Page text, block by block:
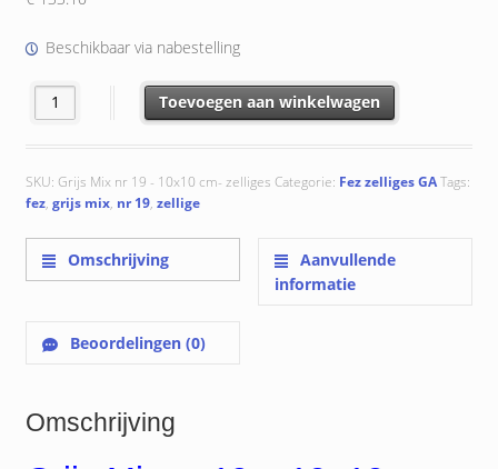
Beschikbaar via nabestelling
Grijs Mix nr 19 aantalToevoegen aan winkelwagen
SKU: Grijs Mix nr 19 - 10x10 cm- zelliges Categorie: Fez zelliges GATags:
fez, grijs mix, nr 19, zellige
Omschrijving
Aanvullende
informatie
Beoordelingen (0)
Omschrijving